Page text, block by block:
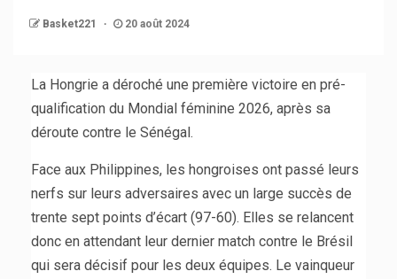
Basket221 20 août 2024
La Hongrie a déroché une première victoire en pré-
qualification du Mondial féminine 2026, après sa
déroute contre le Sénégal.
Face aux Philippines, les hongroises ont passé leurs
nerfs sur leurs adversaires avec un large succès de
trente sept points d’écart (97-60). Elles se relancent
donc en attendant leur dernier match contre le Brésil
qui sera décisif pour les deux équipes. Le vainqueur